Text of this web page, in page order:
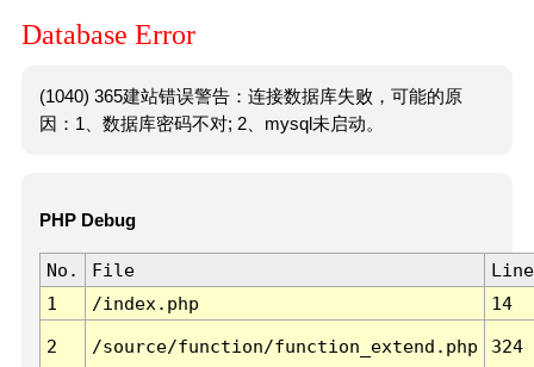
Database Error
(1040) 365建站错误警告：连接数据库失败，可能的原
因：1、数据库密码不对; 2、mysql未启动。
PHP Debug
No. File
Line
1
/index.php 14
2 /source/function/function_extend.php 324